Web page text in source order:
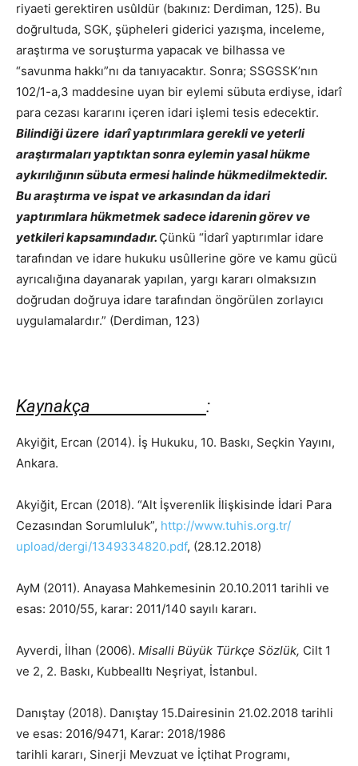
riyaeti gerektiren usûldür (bakınız: Derdiman, 125). Bu
doğrultuda, SGK, şüpheleri giderici yazışma, inceleme,
araştırma ve soruşturma yapacak ve bilhassa ve
“savunma hakkı”nı da tanıyacaktır. Sonra; SSGSSK’nın
102/1-a,3 maddesine uyan bir eylemi sübuta erdiyse, idarî
para cezası kararını içeren idari işlemi tesis edecektir.
Bilindiği üzere idarî yaptırımlara gerekli ve yeterli
araştırmaları yaptıktan sonra eylemin yasal hükme
aykırılığının sübuta ermesi halinde hükmedilmektedir.
Bu araştırma ve ispat ve arkasından da idari
yaptırımlara hükmetmek sadece idarenin görev ve
yetkileri kapsamındadır. Çünkü “İdarî yaptırımlar idare
tarafından ve idare hukuku usûllerine göre ve kamu gücü
ayrıcalığına dayanarak yapılan, yargı kararı olmaksızın
doğrudan doğruya idare tarafından öngörülen zorlayıcı
uygulamalardır.” (Derdiman, 123)
Kaynakça :
Akyiğit, Ercan (2014). İş Hukuku, 10. Baskı, Seçkin Yayını,
Ankara.
Akyiğit, Ercan (2018). “Alt İşverenlik İlişkisinde İdari Para
Cezasından Sorumluluk”, http://www.tuhis.org.tr/
upload/dergi/1349334820.pdf, (28.12.2018)
AyM (2011). Anayasa Mahkemesinin 20.10.2011 tarihli ve
esas: 2010/55, karar: 2011/140 sayılı kararı.
Ayverdi, İlhan (2006). Misalli Büyük Türkçe Sözlük, Cilt 1
ve 2, 2. Baskı, Kubbealltı Neşriyat, İstanbul.
Danıştay (2018). Danıştay 15.Dairesinin 21.02.2018 tarihli
ve esas: 2016/9471, Karar: 2018/1986
tarihli kararı, Sinerji Mevzuat ve İçtihat Programı,